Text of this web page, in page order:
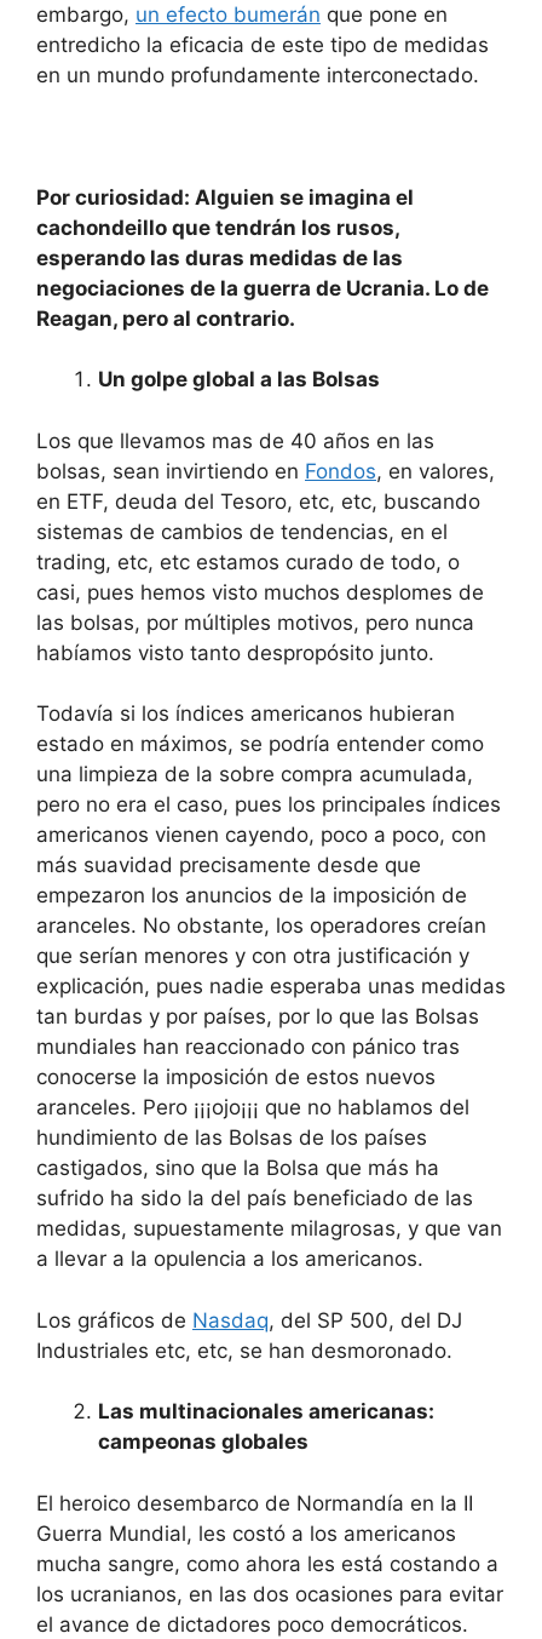
embargo, un efecto bumerán que pone en
entredicho la eficacia de este tipo de medidas
en un mundo profundamente interconectado.
Por curiosidad: Alguien se imagina el
cachondeillo que tendrán los rusos,
esperando las duras medidas de las
negociaciones de la guerra de Ucrania. Lo de
Reagan, pero al contrario.
Un golpe global a las Bolsas
Los que llevamos mas de 40 años en las
bolsas, sean invirtiendo en Fondos, en valores,
en ETF, deuda del Tesoro, etc, etc, buscando
sistemas de cambios de tendencias, en el
trading, etc, etc estamos curado de todo, o
casi, pues hemos visto muchos desplomes de
las bolsas, por múltiples motivos, pero nunca
habíamos visto tanto despropósito junto.
Todavía si los índices americanos hubieran
estado en máximos, se podría entender como
una limpieza de la sobre compra acumulada,
pero no era el caso, pues los principales índices
americanos vienen cayendo, poco a poco, con
más suavidad precisamente desde que
empezaron los anuncios de la imposición de
aranceles. No obstante, los operadores creían
que serían menores y con otra justificación y
explicación, pues nadie esperaba unas medidas
tan burdas y por países, por lo que las Bolsas
mundiales han reaccionado con pánico tras
conocerse la imposición de estos nuevos
aranceles. Pero ¡¡¡ojo¡¡¡ que no hablamos del
hundimiento de las Bolsas de los países
castigados, sino que la Bolsa que más ha
sufrido ha sido la del país beneficiado de las
medidas, supuestamente milagrosas, y que van
a llevar a la opulencia a los americanos.
Los gráficos de Nasdaq, del SP 500, del DJ
Industriales etc, etc, se han desmoronado.
Las multinacionales americanas:
campeonas globales
El heroico desembarco de Normandía en la II
Guerra Mundial, les costó a los americanos
mucha sangre, como ahora les está costando a
los ucranianos, en las dos ocasiones para evitar
el avance de dictadores poco democráticos.